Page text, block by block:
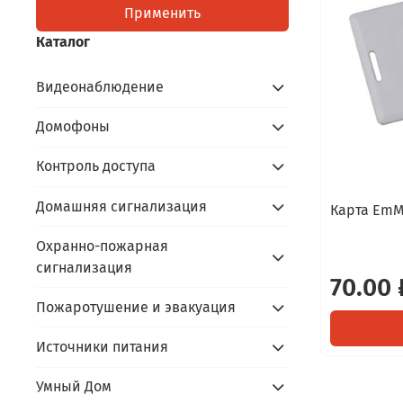
Карта
70.00
Применить
Каталог
Видеонаблюдение
Домофоны
Контроль доступа
Домашняя сигнализация
Охранно-пожарная
сигнализация
Пожаротушение и эвакуация
Источники питания
Умный Дом